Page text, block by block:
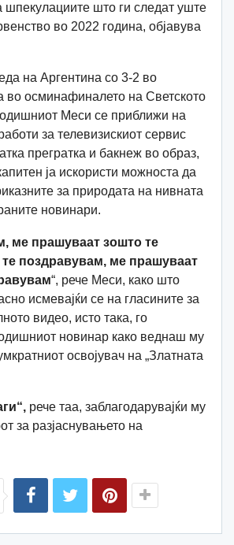
шпекулациите што ги следат уште
во 2022 година, објавува
на Аргентина со 3-2 во
во осминафиналето на Светското
Меси се приближи на
за телевизискиот сервис
прегратка и бакнеж во образ,
ја искористи можноста да
за природата на нивната
новинари.
ме прашуваат зошто те
те поздравувам, ме прашуваат
“, рече Меси, како што
исмевајќи се на гласините за
видео, исто така, го
новинар како веднаш му
освојувач на „Златната
рече таа, заблагодарувајќи му
за разјаснувањето на